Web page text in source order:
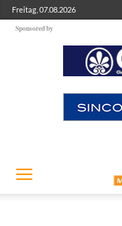
Freitag, 07.08.2026
Sponsored by